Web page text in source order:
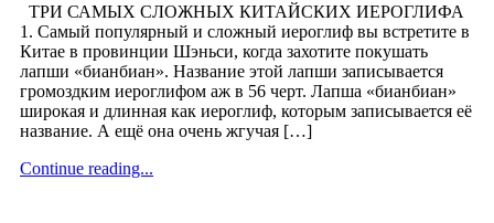
ТРИ САМЫХ СЛОЖНЫХ КИТАЙСКИХ ИЕРОГЛИФА
1. Самый популярный и сложный иероглиф вы встретите в
Китае в провинции Шэньси, когда захотите покушать
лапши «бианбиан». Название этой лапши записывается
громоздким иероглифом аж в 56 черт. Лапша «бианбиан»
широкая и длинная как иероглиф, которым записывается её
название. А ещё она очень жгучая […]
Continue reading...